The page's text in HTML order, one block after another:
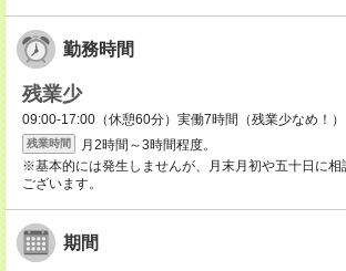
勤務時間
残業少
09:00-17:00（休憩60分）実働7時間（残業少なめ！）
残業時間
月2時間～3時間程度。
※基本的には発生しませんが、月末月初や五十日に相
ございます。
期間